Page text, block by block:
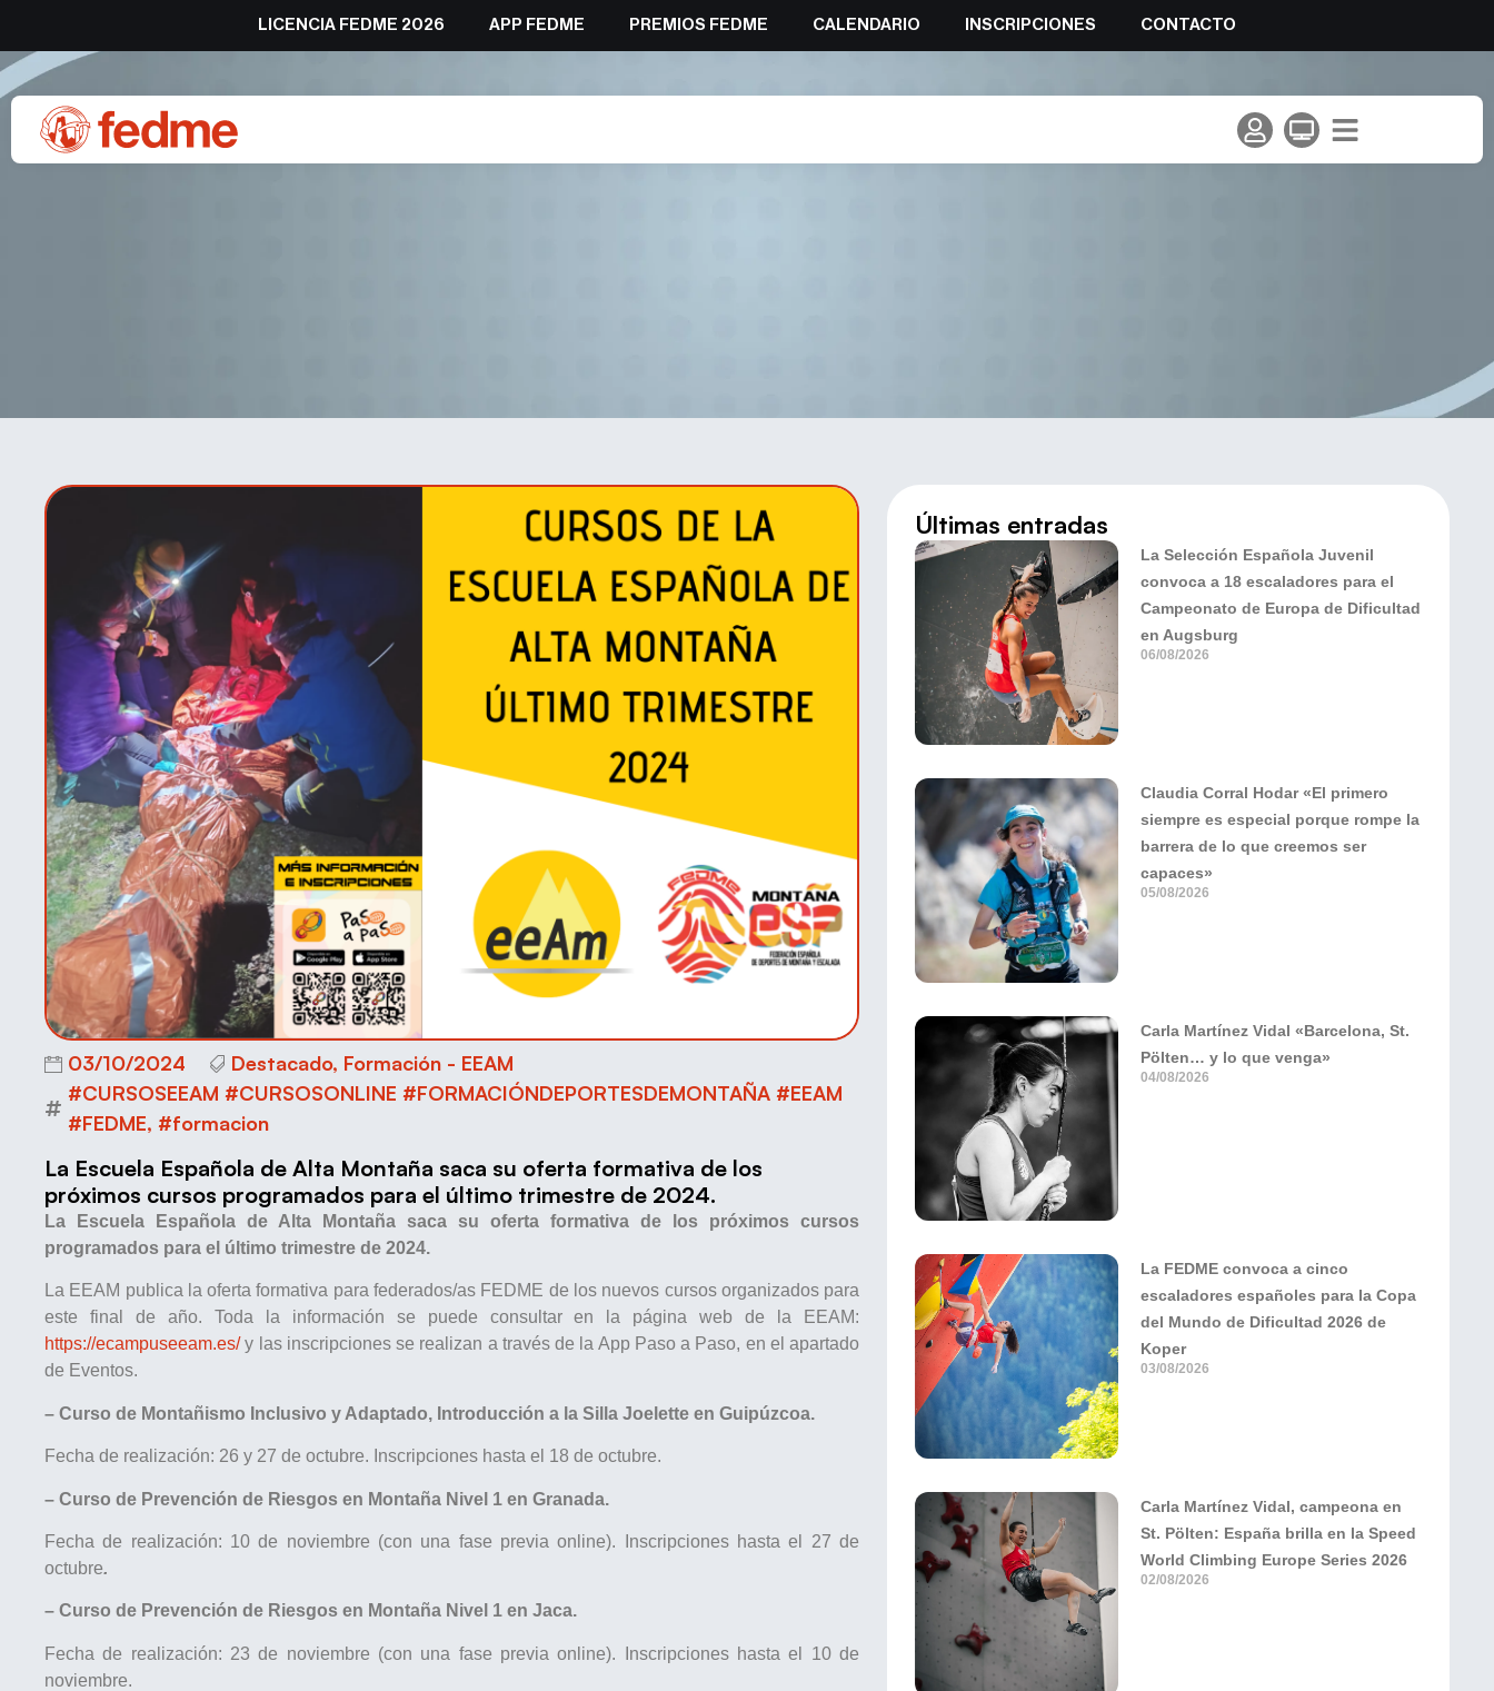
LICENCIA FEDME 2026 APP FEDME PREMIOS FEDME CALENDARIO INSCRIPCIONES CONTACTO
Próximos cursos formativos de la Escuela Española de Alta Montaña.
03/10/2024 Destacado, Formación - EEAM
#CURSOSEEAM #CURSOSONLINE #FORMACIÓNDEPORTESDEMONTAÑA #EEAM
#FEDME, #formacion
La Escuela Española de Alta Montaña saca su oferta formativa de los
próximos cursos programados para el último trimestre de 2024.
La Escuela Española de Alta Montaña saca su oferta formativa de los próximos cursos
programados para el último trimestre de 2024.
La EEAM publica la oferta formativa para federados/as FEDME de los nuevos cursos organizados para
este final de año. Toda la información se puede consultar en la página web de la EEAM:
https://ecampuseeam.es/y las inscripciones se realizan a través de la App Paso a Paso, en el apartado
de Eventos.
– Curso de Montañismo Inclusivo y Adaptado, Introducción a la Silla Joelette en Guipúzcoa.
Fecha de realización: 26 y 27 de octubre. Inscripciones hasta el 18 de octubre.
– Curso de Prevención de Riesgos en Montaña Nivel 1 en Granada.
Fecha de realización: 10 de noviembre (con una fase previa online). Inscripciones hasta el 27 de
octubre.
– Curso de Prevención de Riesgos en Montaña Nivel 1 en Jaca.
Fecha de realización: 23 de noviembre (con una fase previa online). Inscripciones hasta el 10 de
noviembre.
Últimas entradas
La Selección Española Juvenil
convoca a 18 escaladores para el
Campeonato de Europa de Dificultad
en Augsburg
06/08/2026
Claudia Corral Hodar «El primero
siempre es especial porque rompe la
barrera de lo que creemos ser
capaces»
05/08/2026
Carla Martínez Vidal «Barcelona, St.
Pölten… y lo que venga»
04/08/2026
La FEDME convoca a cinco
escaladores españoles para la Copa
del Mundo de Dificultad 2026 de
Koper
03/08/2026
Carla Martínez Vidal, campeona en
St. Pölten: España brilla en la Speed
World Climbing Europe Series 2026
02/08/2026